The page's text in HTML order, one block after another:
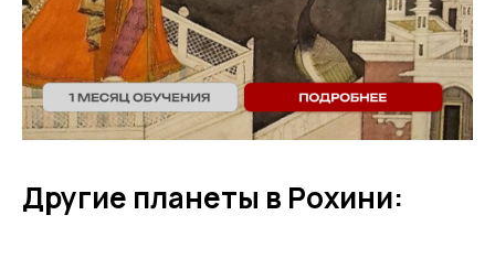
Другие планеты в Рохини: